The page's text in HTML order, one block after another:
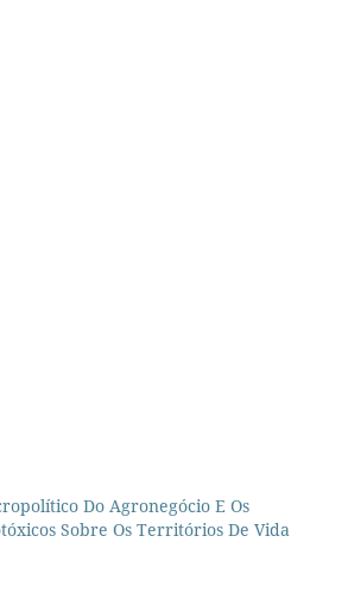
Do Agronegócio E Os
Sobre Os Territórios De Vida